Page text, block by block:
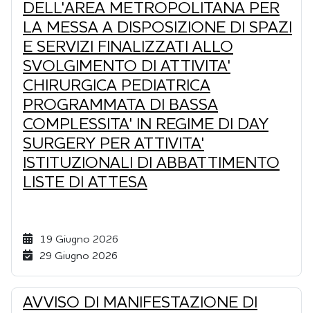
DELL'AREA METROPOLITANA PER
LA MESSA A DISPOSIZIONE DI SPAZI
E SERVIZI FINALIZZATI ALLO
SVOLGIMENTO DI ATTIVITA'
CHIRURGICA PEDIATRICA
PROGRAMMATA DI BASSA
COMPLESSITA' IN REGIME DI DAY
SURGERY PER ATTIVITA'
ISTITUZIONALI DI ABBATTIMENTO
LISTE DI ATTESA
19 Giugno 2026
29 Giugno 2026
AVVISO DI MANIFESTAZIONE DI